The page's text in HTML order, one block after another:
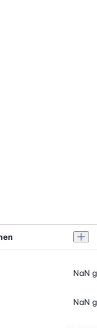
NaN g
NaN g